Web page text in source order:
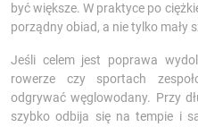
być większe. W praktyce po
porządny obiad, a nie tylko mały
Jeśli celem jest poprawa
rowerze czy sportach
odgrywać węglowodany. Przy
szybko odbija się na tempie i